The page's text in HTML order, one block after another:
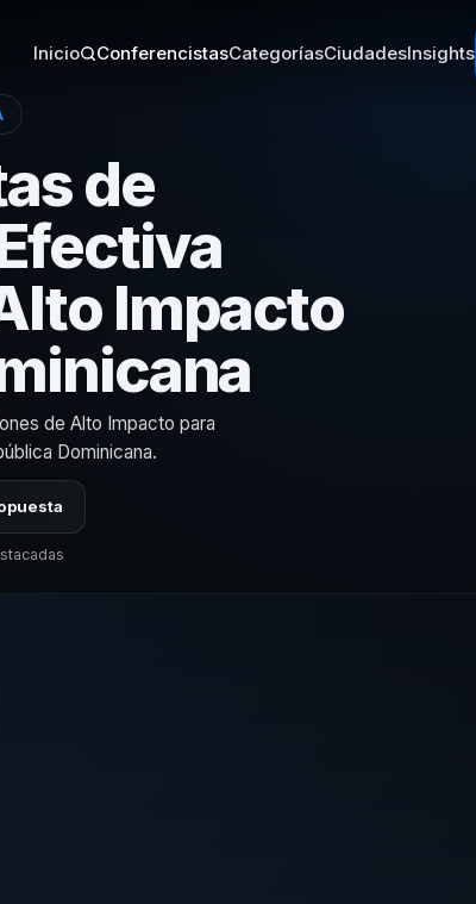
Inicio ConferencistasCategoríasCiudadesInsights
de
Impacto
de Alto Impacto para
Dominicana.